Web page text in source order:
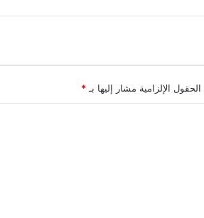
الحقول الإلزامية مشار إليها بـ*